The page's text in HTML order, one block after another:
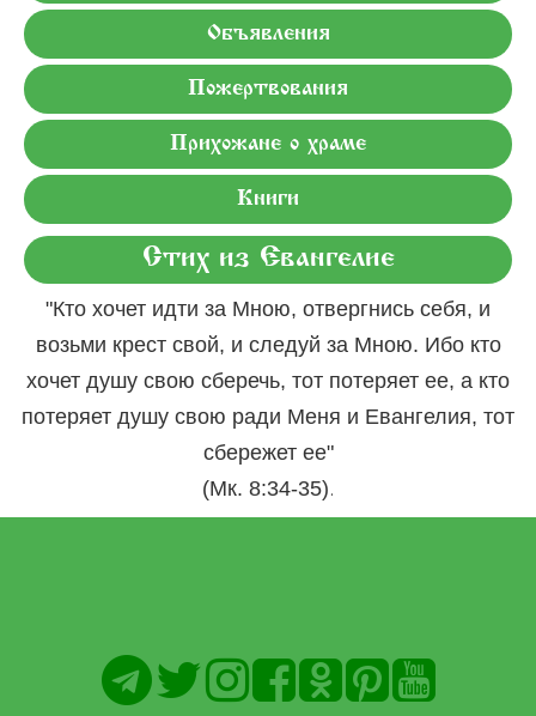
Объявления
Пожертвования
Прихожане о храме
Книги
Стих из Евангелие
"Кто хочет идти за Мною, отвергнись себя, и
возьми крест свой, и следуй за Мною. Ибо кто
хочет душу свою сберечь, тот потеряет ее, а кто
потеряет душу свою ради Меня и Евангелия, тот
сбережет ее"
(Мк. 8:34-35).